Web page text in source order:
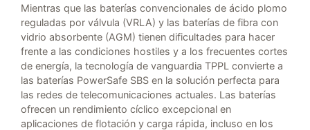
Mientras que las baterías convencionales de ácido plomo
reguladas por válvula (VRLA) y las baterías de fibra con
vidrio absorbente (AGM) tienen dificultades para hacer
frente a las condiciones hostiles y a los frecuentes cortes
de energía, la tecnología de vanguardia TPPL convierte a
las baterías PowerSafe SBS en la solución perfecta para
las redes de telecomunicaciones actuales. Las baterías
ofrecen un rendimiento cíclico excepcional en
aplicaciones de flotación y carga rápida, incluso en los